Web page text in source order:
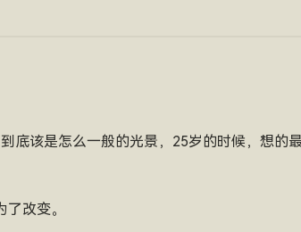
底该是怎么一般的光景，25岁的时候，想的
改变。